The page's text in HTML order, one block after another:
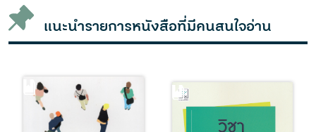
แนะนำรายการหนังสือที่มีคนสนใจอ่าน